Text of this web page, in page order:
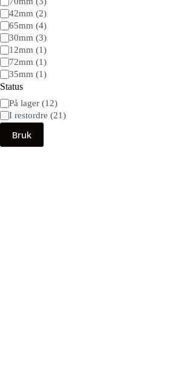
42mm (2)
65mm (4)
30mm (3)
12mm (1)
72mm (1)
35mm (1)
Status
På lager (12)
I restordre (21)
Bruk